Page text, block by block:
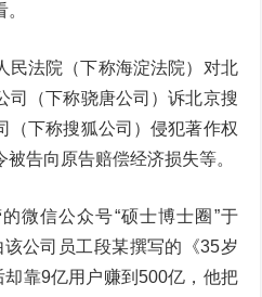
民法院（下称海淀法院）对北
司（下称骁唐公司）诉北京搜
（下称搜狐公司）侵犯著作权
告向原告赔偿经济损失等。
微信公众号“硕士博士圈”于
公司员工段某撰写的《35岁
靠9亿用户赚到500亿，他把